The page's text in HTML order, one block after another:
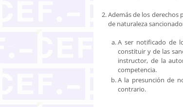
Además de los
de naturaleza
A ser notificado de
constituir y de las
instructor, de la
competencia.
A la presunción de
contrario.